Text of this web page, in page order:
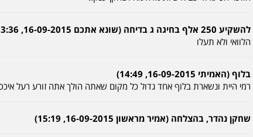
להשקיע 250 אלף בחיגה ג בדיחה (שונא אתכם 16-09-2015, 03:36)
הלוואי ולא תעלו
בלוף (האמיתי 16-09-2015, 14:49)
רמי היית ונשארת בלוף אחד גדול כל מקום שאתה הולך אתה זורע רעל
שחקן נהדר, בהצלחה (אמיר מראשון 16-09-2015, 15:19)